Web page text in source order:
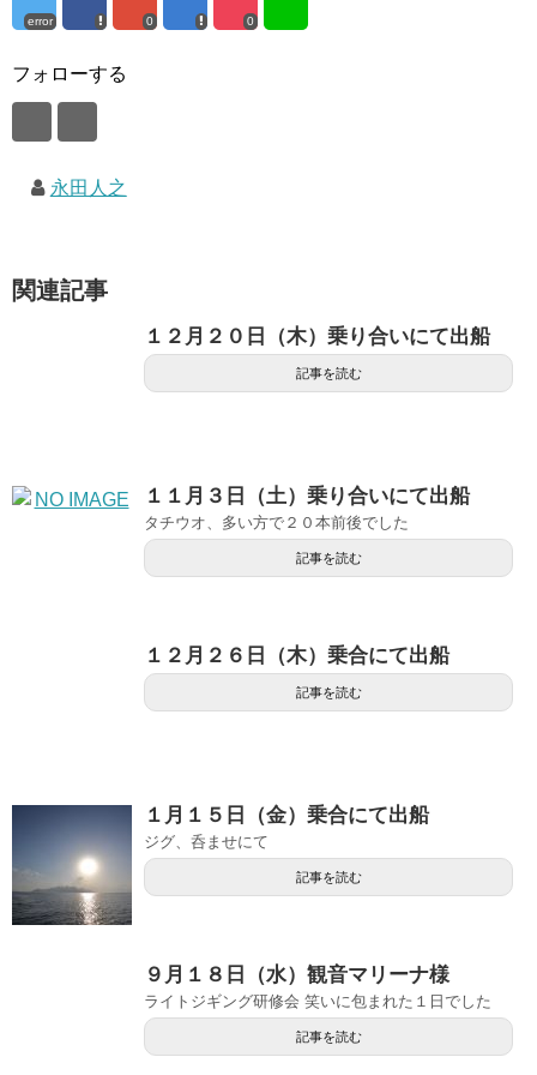
error 0 0
フォローする
永田人之
関連記事
１２月２０日（木）乗り合いにて出船
記事を読む
１１月３日（土）乗り合いにて出船
タチウオ、多い方で２０本前後でした
記事を読む
１２月２６日（木）乗合にて出船
記事を読む
１月１５日（金）乗合にて出船
ジグ、呑ませにて
記事を読む
９月１８日（水）観音マリーナ様
ライトジギング研修会 笑いに包まれた１日でした
記事を読む